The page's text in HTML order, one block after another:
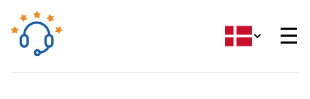
☰